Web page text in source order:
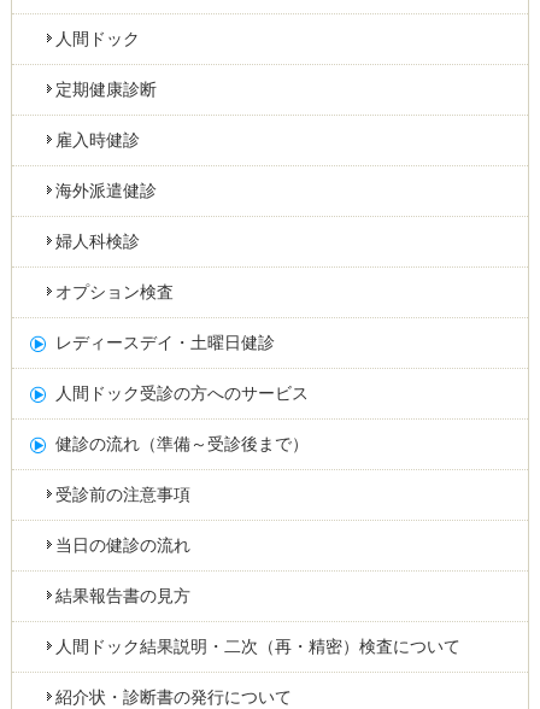
人間ドック
定期健康診断
雇入時健診
海外派遣健診
婦人科検診
オプション検査
レディースデイ・土曜日健診
人間ドック受診の方へのサービス
健診の流れ（準備～受診後まで）
受診前の注意事項
当日の健診の流れ
結果報告書の見方
人間ドック結果説明・二次（再・精密）検査について
紹介状・診断書の発行について